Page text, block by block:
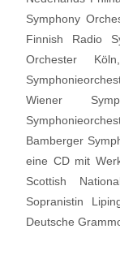
Symphony
Finnish Radio
Orchester
Wiener
Bamberger
eine CD mit
Scottish
Sopranistin
Deutsche